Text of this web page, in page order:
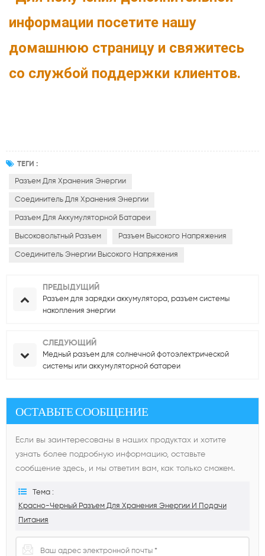
информации посетите нашу
домашнюю страницу и свяжитесь
со службой поддержки клиентов.
ТЕГИ :
Разъем Для Хранения Энергии
Соединитель Для Хранения Энергии
Разъем Для Аккумуляторной Батареи
Высоковольтный Разъем Разъем Высокого Напряжения
Соединитель Энергии Высокого Напряжения
ПРЕДЫДУЩИЙ
Разъем для зарядки аккумулятора, разъем системы
накопления энергии
СЛЕДУЮЩИЙ
Медный разъем для солнечной фотоэлектрической
системы или аккумуляторной батареи
ОСТАВЬТЕ СООБЩЕНИЕ
Если вы заинтересованы в наших продуктах и ​​хотите
узнать более подробную информацию, оставьте
сообщение здесь, и мы ответим вам, как только сможем.
Тема :
Красно-Черный Разъем Для Хранения Энергии И Подачи
Питания